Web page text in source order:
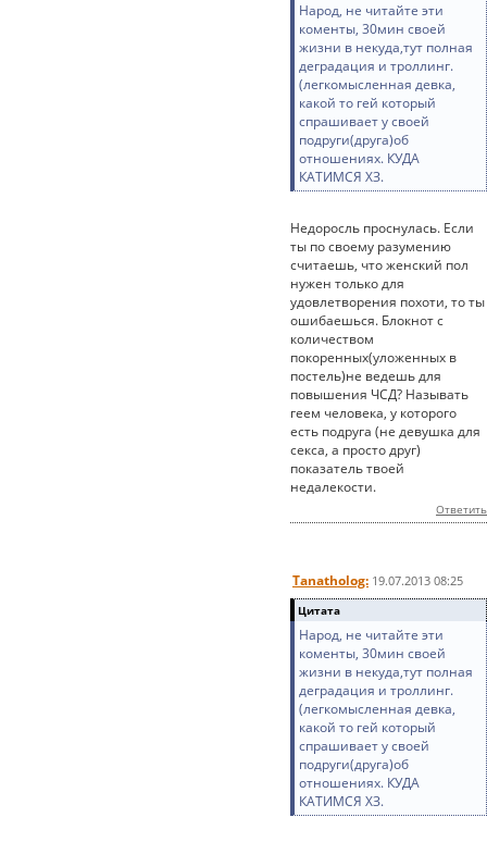
Народ, не читайте эти
коменты, 30мин своей
жизни в некуда,тут полная
деградация и троллинг.
(легкомысленная девка,
какой то гей который
спрашивает у своей
подруги(друга)об
отношениях. КУДА
КАТИМСЯ ХЗ.
Недоросль проснулась. Если
ты по своему разумению
считаешь, что женский пол
нужен только для
удовлетворения похоти, то ты
ошибаешься. Блокнот с
количеством
покоренных(уложенных в
постель)не ведешь для
повышения ЧСД? Называть
геем человека, у которого
есть подруга (не девушка для
секса, а просто друг)
показатель твоей
недалекости.
Ответить
Tanatholog: 19.07.2013 08:25
Цитата
Народ, не читайте эти
коменты, 30мин своей
жизни в некуда,тут полная
деградация и троллинг.
(легкомысленная девка,
какой то гей который
спрашивает у своей
подруги(друга)об
отношениях. КУДА
КАТИМСЯ ХЗ.